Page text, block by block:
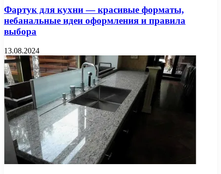
Фартук для кухни — красивые форматы,
небанальные идеи оформления и правила
выбора
13.08.2024